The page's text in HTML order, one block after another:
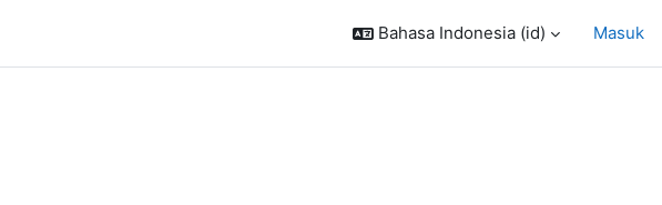
Bahasa Indonesia ‎(id)‎ Masuk